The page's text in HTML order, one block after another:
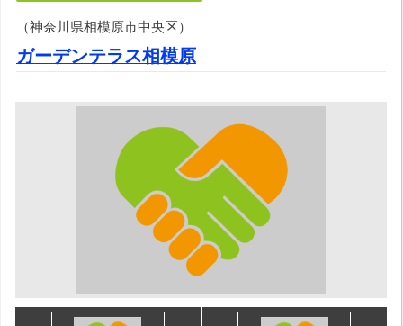
（神奈川県相模原市中央区）
ガーデンテラス相模原